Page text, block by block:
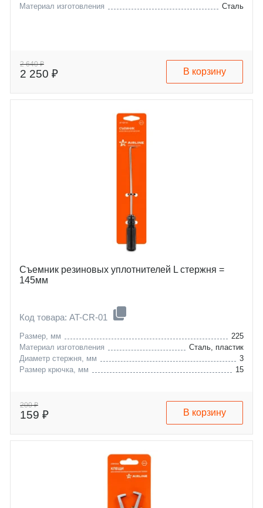
Материал изготовления
Сталь
2 640 ₽
2 250 ₽ В корзину
Съемник резиновых уплотнителей L стержня =
145мм
Код товара: AT-CR-01
Размер, мм
225
Материал изготовления
Сталь, пластик
Диаметр стержня, мм
3
Размер крючка, мм
15
200 ₽
159 ₽ В корзину